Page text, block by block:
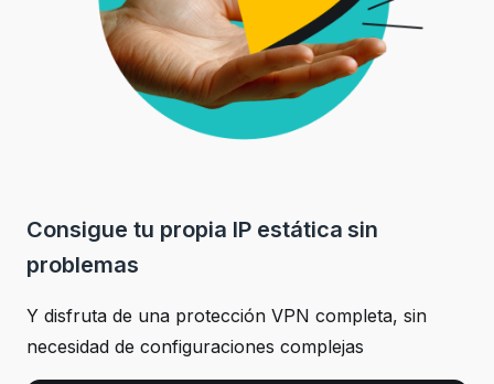
Consigue tu propia IP estática sin
problemas
Y disfruta de una protección VPN completa, sin
necesidad de configuraciones complejas